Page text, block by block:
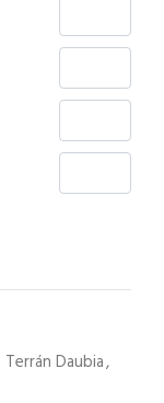
Terrán Daubia,